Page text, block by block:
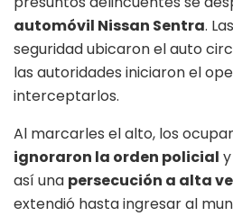
automóvil Nissan Sentra.
seguridad ubicaron el auto
las autoridades iniciaron el
interceptarlos.
Al marcarles el alto, los
ignoraron la orden policial
así una persecución a alta
extendió hasta ingresar al